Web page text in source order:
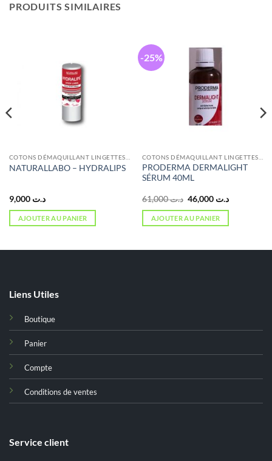
PRODUITS SIMILAIRES
NATURALLABO – HYDRALIPS
د.ت 9,000
AJOUTER AU PANIER
-25%
PRODERMA DERMALIGHT
SÉRUM 40ML
د.ت61,000
Le
prix
initial
était :
د.ت 46,000
Le
AJOUTER AU PANIER
Liens Utiles
Boutique
Panier
Compte
Conditions de ventes
Service client